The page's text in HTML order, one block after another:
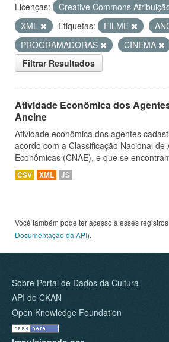
Licenças: Creative Commons
XML
Etiquetas: FILME
PROGRAMADORAS
CINEMA
Filtrar Resultados
Atividade Econômica dos
Ancine
Atividade econômica dos agentes
acordo com a Classificação Nacional de
Econômicas (CNAE), e que se
CSV XML JS
Você também pode ter acesso a esses
Documentação da API).
Sobre Portal de Dados da Cultura
API do CKAN
Open Knowledge Foundation